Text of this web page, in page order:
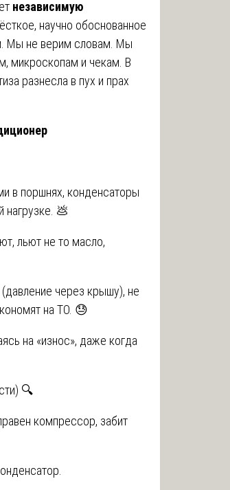
независимую
научно обоснованное
Мы не верим словам. Мы
микроскопам и чекам. В
разнесла в пух и прах
в поршнях, конденсаторы
нагрузке. 💩
льют не то масло,
через крышу), не
на ТО. 😓
на «износ», даже когда
🔍
компрессор, забит